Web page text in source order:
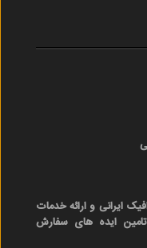
ایرانی و ارائه خدمات
ایده های سفارش